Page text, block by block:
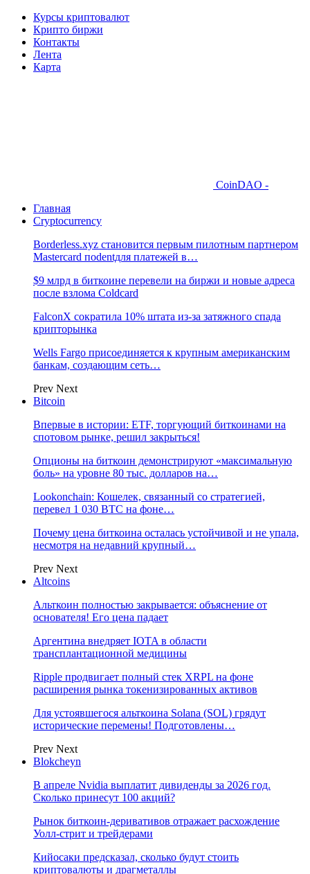
Курсы криптовалют
Крипто биржи
Контакты
Лента
Карта
CoinDAO -
Главная
Cryptocurrency
Borderless.xyz становится первым пилотным партнером
Mastercard поdentдля платежей в…
$9 млрд в биткоине перевели на биржи и новые адреса
после взлома Coldcard
FalconX сократила 10% штата из-за затяжного спада
крипторынка
Wells Fargo присоединяется к крупным американским
банкам, создающим сеть…
Prev Next
Bitcoin
Впервые в истории: ETF, торгующий биткоинами на
спотовом рынке, решил закрыться!
Опционы на биткоин демонстрируют «максимальную
боль» на уровне 80 тыс. долларов на…
Lookonchain: Кошелек, связанный со стратегией,
перевел 1 030 BTC на фоне…
Почему цена биткоина осталась устойчивой и не упала,
несмотря на недавний крупный…
Prev Next
Altcoins
Альткоин полностью закрывается: объяснение от
основателя! Его цена падает
Аргентина внедряет IOTA в области
трансплантационной медицины
Ripple продвигает полный стек XRPL на фоне
расширения рынка токенизированных активов
Для устоявшегося альткоина Solana (SOL) грядут
исторические перемены! Подготовлены…
Prev Next
Blokcheyn
В апреле Nvidia выплатит дивиденды за 2026 год.
Сколько принесут 100 акций?
Рынок биткоин-деривативов отражает расхождение
Уолл-стрит и трейдерами
Кийосаки предсказал, сколько будут стоить
криптовалюты и драгметаллы